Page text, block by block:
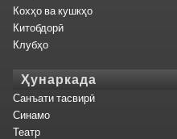
Кохҳо ва кушкҳо
Китобдорӣ
Клубҳо
Ҳунаркада
Санъати тасвирӣ
Синамо
Театр